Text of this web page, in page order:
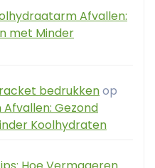
Afvallen:
met Minder
bedrukkenop
Gezond
Koolhydraten